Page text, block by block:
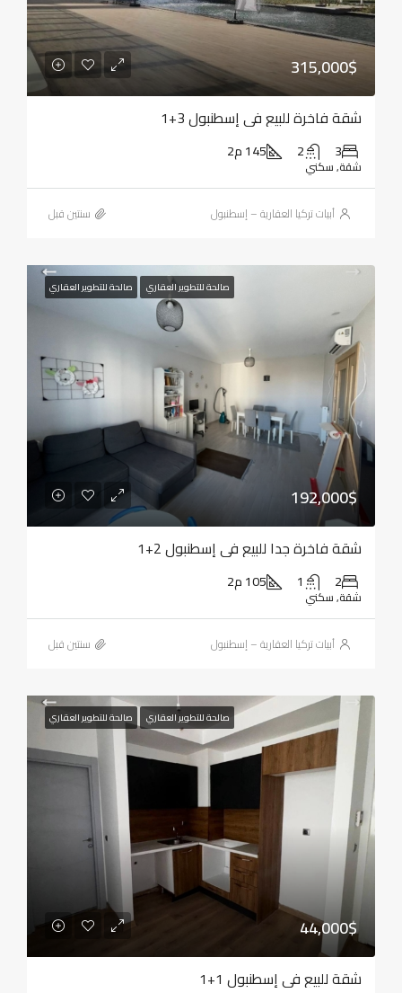
315,000$
شقة فاخرة للبيع في إسطنبول 3+1
3
2 145 م2
شقة, سكني
أبيات تركيا العقارية – إسطنبول ‏سنتين قبل
صالحة للتطوير العقاري صالحة للتطوير العقاري
192,000$
شقة فاخرة جدا للبيع في إسطنبول 2+1
2
1 105 م2
شقة, سكني
أبيات تركيا العقارية – إسطنبول ‏سنتين قبل
صالحة للتطوير العقاري صالحة للتطوير العقاري
44,000$
شقة للبيع في إسطنبول 1+1